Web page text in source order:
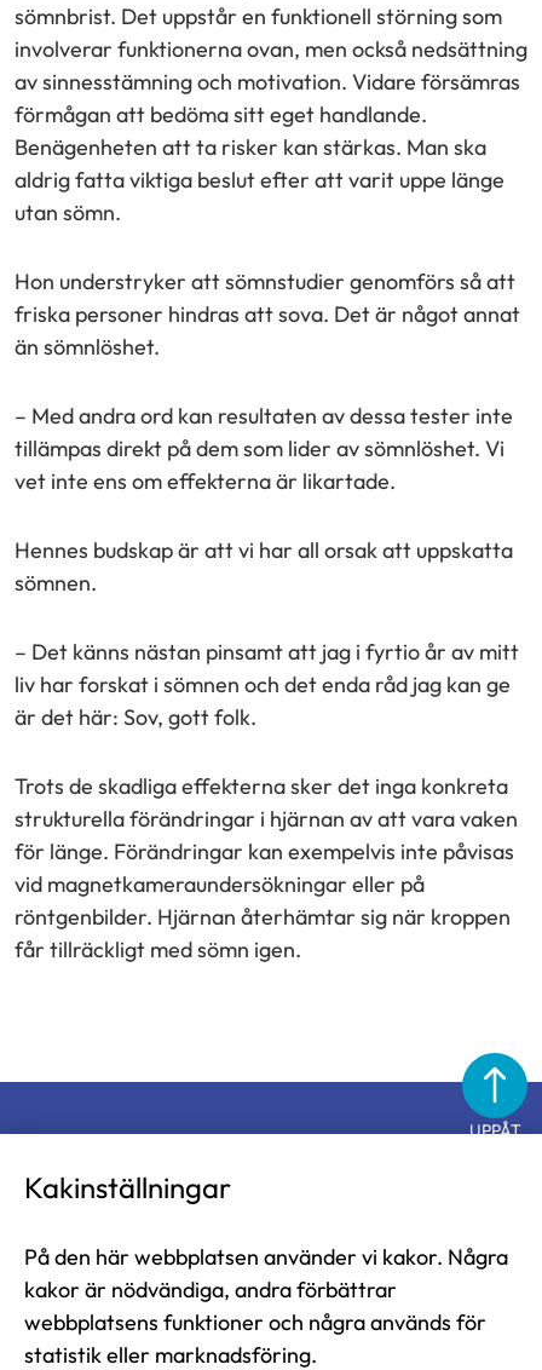
sömnbrist. Det uppstår en funktionell störning som
involverar funktionerna ovan, men också nedsättning
av sinnesstämning och motivation. Vidare försämras
förmågan att bedöma sitt eget handlande.
Benägenheten att ta risker kan stärkas. Man ska
aldrig fatta viktiga beslut efter att varit uppe länge
utan sömn.
Hon understryker att sömnstudier genomförs så att
friska personer hindras att sova. Det är något annat
än sömnlöshet.
– Med andra ord kan resultaten av dessa tester inte
tillämpas direkt på dem som lider av sömnlöshet. Vi
vet inte ens om effekterna är likartade.
Hennes budskap är att vi har all orsak att uppskatta
sömnen.
– Det känns nästan pinsamt att jag i fyrtio år av mitt
liv har forskat i sömnen och det enda råd jag kan ge
är det här: Sov, gott folk.
Trots de skadliga effekterna sker det inga konkreta
strukturella förändringar i hjärnan av att vara vaken
för länge. Förändringar kan exempelvis inte påvisas
vid magnetkameraundersökningar eller på
röntgenbilder. Hjärnan återhämtar sig när kroppen
får tillräckligt med sömn igen.
UPPÅT
Diabetesförbundet i Finland rf
Näsilinnankatu 26
33200 Tammerfors
Kakinställningar
På den här webbplatsen använder vi kakor. Några
kakor är nödvändiga, andra förbättrar
webbplatsens funktioner och några används för
statistik eller marknadsföring.